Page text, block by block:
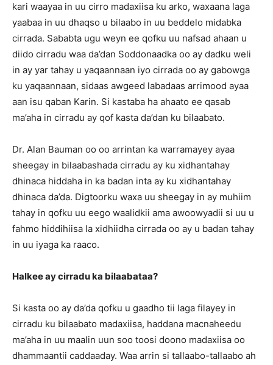
kari waayaa in uu cirro madaxiisa ku arko, waxaana laga
yaabaa in uu dhaqso u bilaabo in uu beddelo midabka
cirrada. Sababta ugu weyn ee qofku uu nafsad ahaan u
diido cirradu waa da’dan Soddonaadka oo ay dadku weli
in ay yar tahay u yaqaannaan iyo cirrada oo ay gabowga
ku yaqaannaan, sidaas awgeed labadaas arrimood ayaa
aan isu qaban Karin. Si kastaba ha ahaato ee qasab
ma’aha in cirradu ay qof kasta da’dan ku bilaabato.
Dr. Alan Bauman oo oo arrintan ka warramayey ayaa
sheegay in bilaabashada cirradu ay ku xidhantahay
dhinaca hiddaha in ka badan inta ay ku xidhantahay
dhinaca da’da. Digtoorku waxa uu sheegay in ay muhiim
tahay in qofku uu eego waalidkii ama awoowyadii si uu u
fahmo hiddihiisa la xidhiidha cirrada oo ay u badan tahay
in uu iyaga ka raaco.
Halkee ay cirradu ka bilaabataa?
Si kasta oo ay da’da qofku u gaadho tii laga filayey in
cirradu ku bilaabato madaxiisa, haddana macnaheedu
ma’aha in uu maalin uun soo toosi doono madaxiisa oo
dhammaantii caddaaday. Waa arrin si tallaabo-tallaabo ah